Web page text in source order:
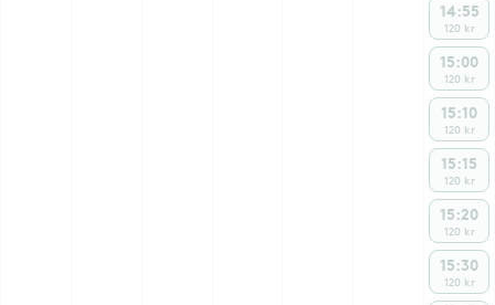
14:55
120 kr
15:00
120 kr
15:10
120 kr
15:15
120 kr
15:20
120 kr
15:30
120 kr